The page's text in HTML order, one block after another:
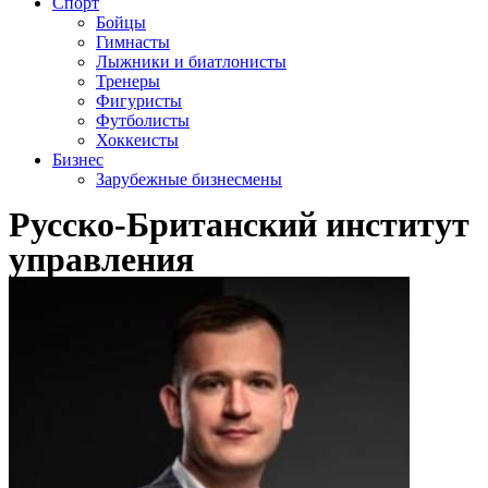
Бойцы
Гимнасты
Лыжники и биатлонисты
Тренеры
Фигуристы
Футболисты
Хоккеисты
Бизнес
Зарубежные бизнесмены
Русско-Британский институт
управления